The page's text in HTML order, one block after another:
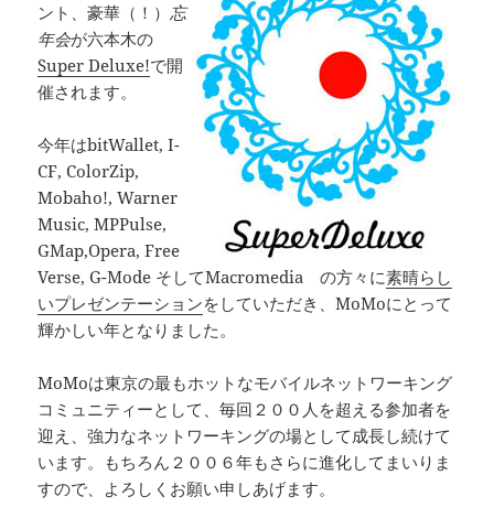
ント、豪華（！）忘
年会が六本木の
Super Deluxe!で開
催されます。
今年はbitWallet, I-
CF, ColorZip,
Mobaho!, Warner
Music, MPPulse,
GMap,Opera, Free
Verse, G-Mode そしてMacromedia の方々に素晴らし
いプレゼンテーションをしていただき、MoMoにとって
輝かしい年となりました。
MoMoは東京の最もホットなモバイルネットワーキング
コミュニティーとして、毎回２００人を超える参加者を
迎え、強力なネットワーキングの場として成長し続けて
います。もちろん２００６年もさらに進化してまいりま
すので、よろしくお願い申しあげます。